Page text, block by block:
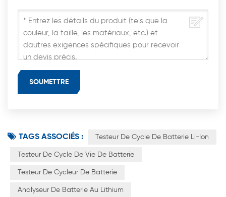
TAGS ASSOCIÉS : Testeur De Cycle De Batterie Li-Ion
Testeur De Cycle De Vie De Batterie
Testeur De Cycleur De Batterie
Analyseur De Batterie Au Lithium